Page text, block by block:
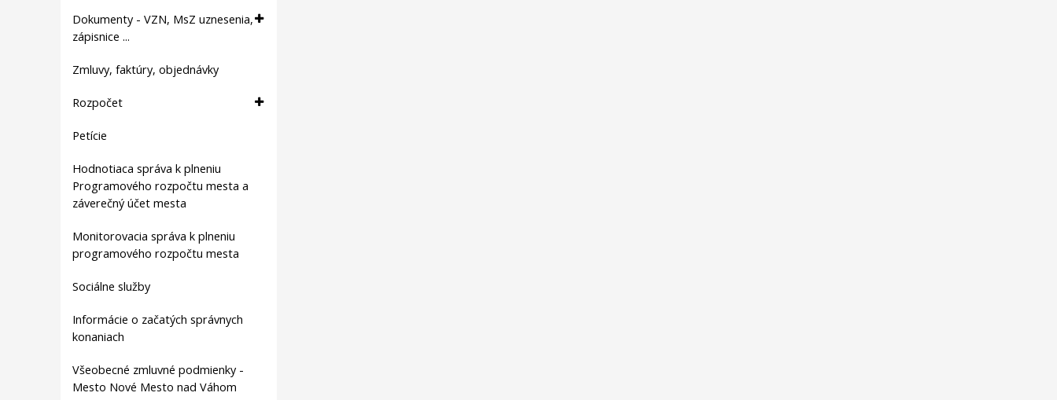
Dokumenty - VZN, MsZ uznesenia,
zápisnice ...
Zmluvy, faktúry, objednávky
Rozpočet
Petície
Hodnotiaca správa k plneniu
Programového rozpočtu mesta a
záverečný účet mesta
Monitorovacia správa k plneniu
programového rozpočtu mesta
Sociálne služby
Informácie o začatých správnych
konaniach
Všeobecné zmluvné podmienky -
Mesto Nové Mesto nad Váhom